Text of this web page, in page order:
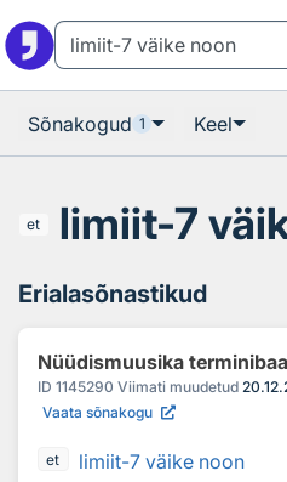
Sõnakogud 1 Keel
et limiit-7
Erialasõnastikud
Nüüdismuusika
ID 1145290 Viimati muudetud
Vaata sõnakogu
et
limiit-7 väike noon